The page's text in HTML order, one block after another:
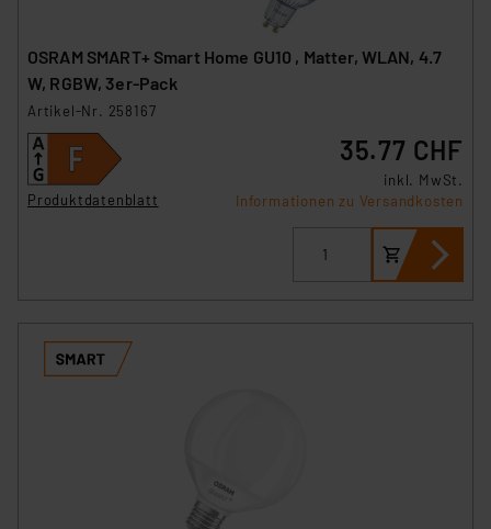
OSRAM SMART+ Smart Home GU10 , Matter, WLAN, 4.7
W, RGBW, 3er-Pack
Artikel-Nr. 258167
Produktdatenblatt
35.77 CHF
inkl. MwSt.
Informationen zu Versandkosten